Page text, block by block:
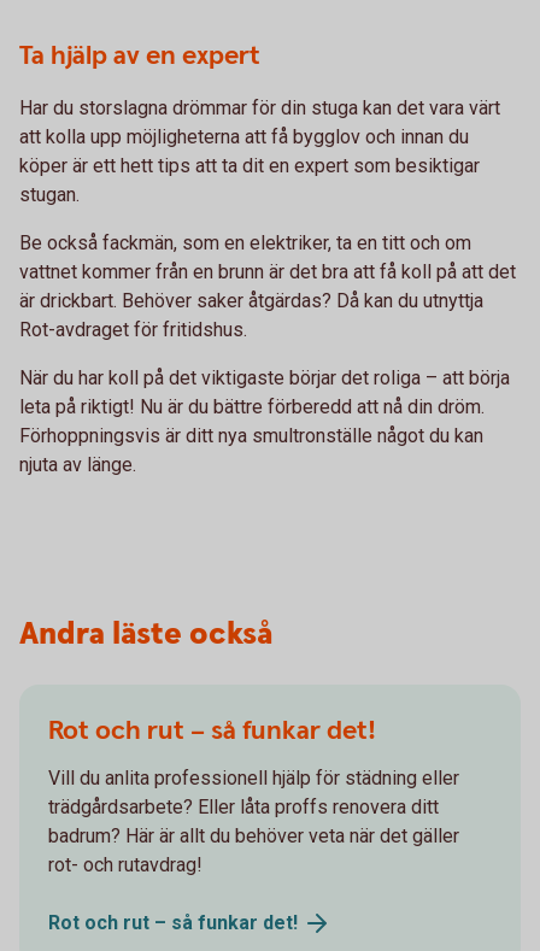
Ta hjälp av en expert
Har du storslagna drömmar för din stuga kan det vara värt
att kolla upp möjligheterna att få bygglov och innan du
köper är ett hett tips att ta dit en expert som besiktigar
stugan.
Be också fackmän, som en elektriker, ta en titt och om
vattnet kommer från en brunn är det bra att få koll på att det
är drickbart. Behöver saker åtgärdas? Då kan du utnyttja
Rot-avdraget för fritidshus.
När du har koll på det viktigaste börjar det roliga – att börja
leta på riktigt! Nu är du bättre förberedd att nå din dröm.
Förhoppningsvis är ditt nya smultronställe något du kan
njuta av länge.
Andra läste också
Rot och rut – så funkar det!
Vill du anlita professionell hjälp för städning eller
trädgårdsarbete? Eller låta proffs renovera ditt
badrum? Här är allt du behöver veta när det gäller
rot- och rutavdrag!
Rot och rut – så funkar det!